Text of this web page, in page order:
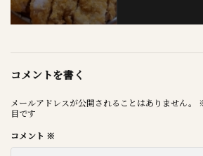
コメントを書く
メールアドレスが公開されることはありません。
目です
コメント ※